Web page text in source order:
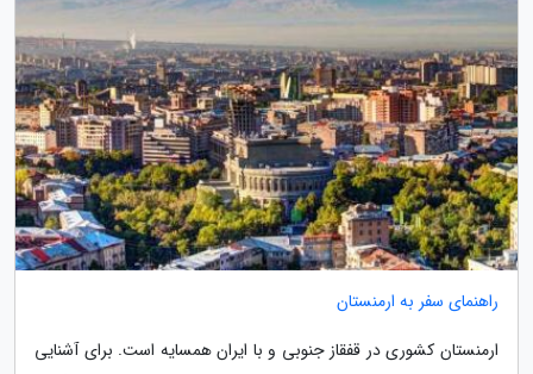
راهنمای سفر به ارمنستان
ارمنستان کشوری در قفقاز جنوبی و با ایران همسایه است. برای آشنایی